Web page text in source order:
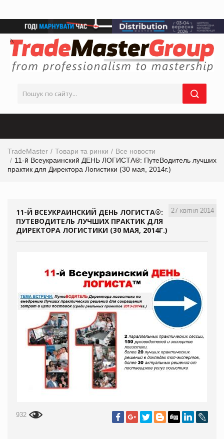
TradeMaster Товари та ринки
Все новости
11-й Всеукраинский ДЕНЬ ЛОГИСТА®: ПутеВодитель лучших
практик для Директора Логистики (30 мая, 2014г.)
27 квітня 2014
11-Й ВСЕУКРАИНСКИЙ ДЕНЬ ЛОГИСТА®:
ПУТЕВОДИТЕЛЬ ЛУЧШИХ ПРАКТИК ДЛЯ
ДИРЕКТОРА ЛОГИСТИКИ (30 МАЯ, 2014Г.)
932